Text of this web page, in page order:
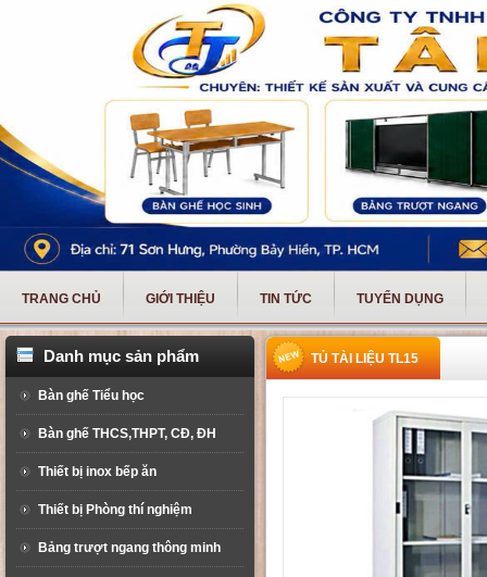
TRANG CHỦ GIỚI THIỆU TIN TỨC TUYỂN DỤNG
Danh mục sản phẩm
Bàn ghế Tiểu học
Bàn ghế THCS,THPT, CĐ, ĐH
Thiết bị inox bếp ăn
Thiết bị Phòng thí nghiệm
Bảng trượt ngang thông minh
TỦ TÀI LIỆU TL15